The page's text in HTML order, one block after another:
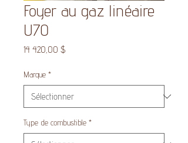
Foyer au gaz linéaire
U70
14 420,00 $
Marque *
Type de combustible *